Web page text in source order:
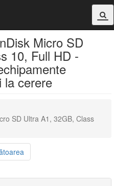
Micro SD
10, Full HD -
la cerere
SD Ultra A1, 32GB, Class